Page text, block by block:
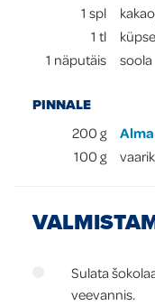
1 spl
1 tl
1 näputäis soola
PINNALE
200 g
100 g
Sulata
veevannis.